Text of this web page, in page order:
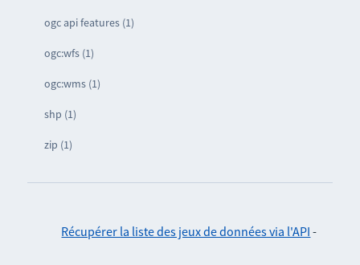
ogc api features (1)
ogc:wfs (1)
ogc:wms (1)
shp (1)
zip (1)
Récupérer la liste des jeux de données via l'API -